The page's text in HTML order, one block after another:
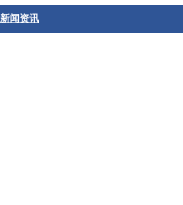
新闻资讯